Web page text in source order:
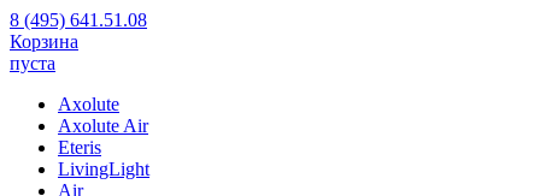
8 (495) 641.51.08
Корзина
пуста
Axolute
Axolute Air
Eteris
LivingLight
Air